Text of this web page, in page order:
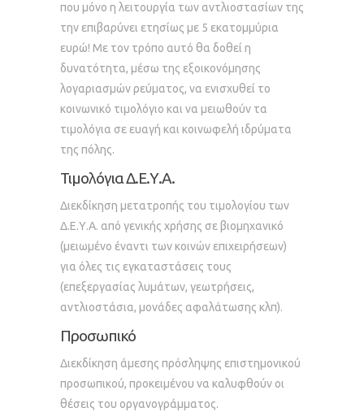
που μόνο η λειτουργία των αντλιοστασίων της
την επιβαρύνει ετησίως με 5 εκατομμύρια
ευρώ! Με τον τρόπο αυτό θα δοθεί η
δυνατότητα, μέσω της εξοικονόμησης
λογαριασμών ρεύματος, να ενισχυθεί το
κοινωνικό τιμολόγιο και να μειωθούν τα
τιμολόγια σε ευαγή και κοινωφελή ιδρύματα
της πόλης.
Τιμολόγια Δ.Ε.Υ.Α.
Διεκδίκηση μετατροπής του τιμολογίου των
Δ.Ε.Υ.Α. από γενικής χρήσης σε βιομηχανικό
(μειωμένο έναντι των κοινών επιχειρήσεων)
για όλες τις εγκαταστάσεις τους
(επεξεργασίας λυμάτων, γεωτρήσεις,
αντλιοστάσια, μονάδες αφαλάτωσης κλπ).
Προσωπικό
Διεκδίκηση άμεσης πρόσληψης επιστημονικού
προσωπικού, προκειμένου να καλυφθούν οι
θέσεις του οργανογράμματος.